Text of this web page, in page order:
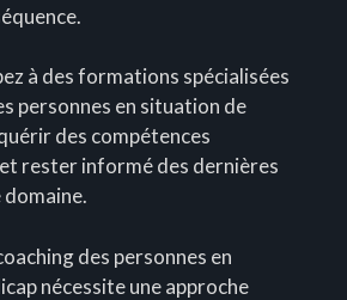
à des formations spécialisées
personnes en situation de
des compétences
rester informé des dernières
domaine.
des personnes en
nécessite une approche